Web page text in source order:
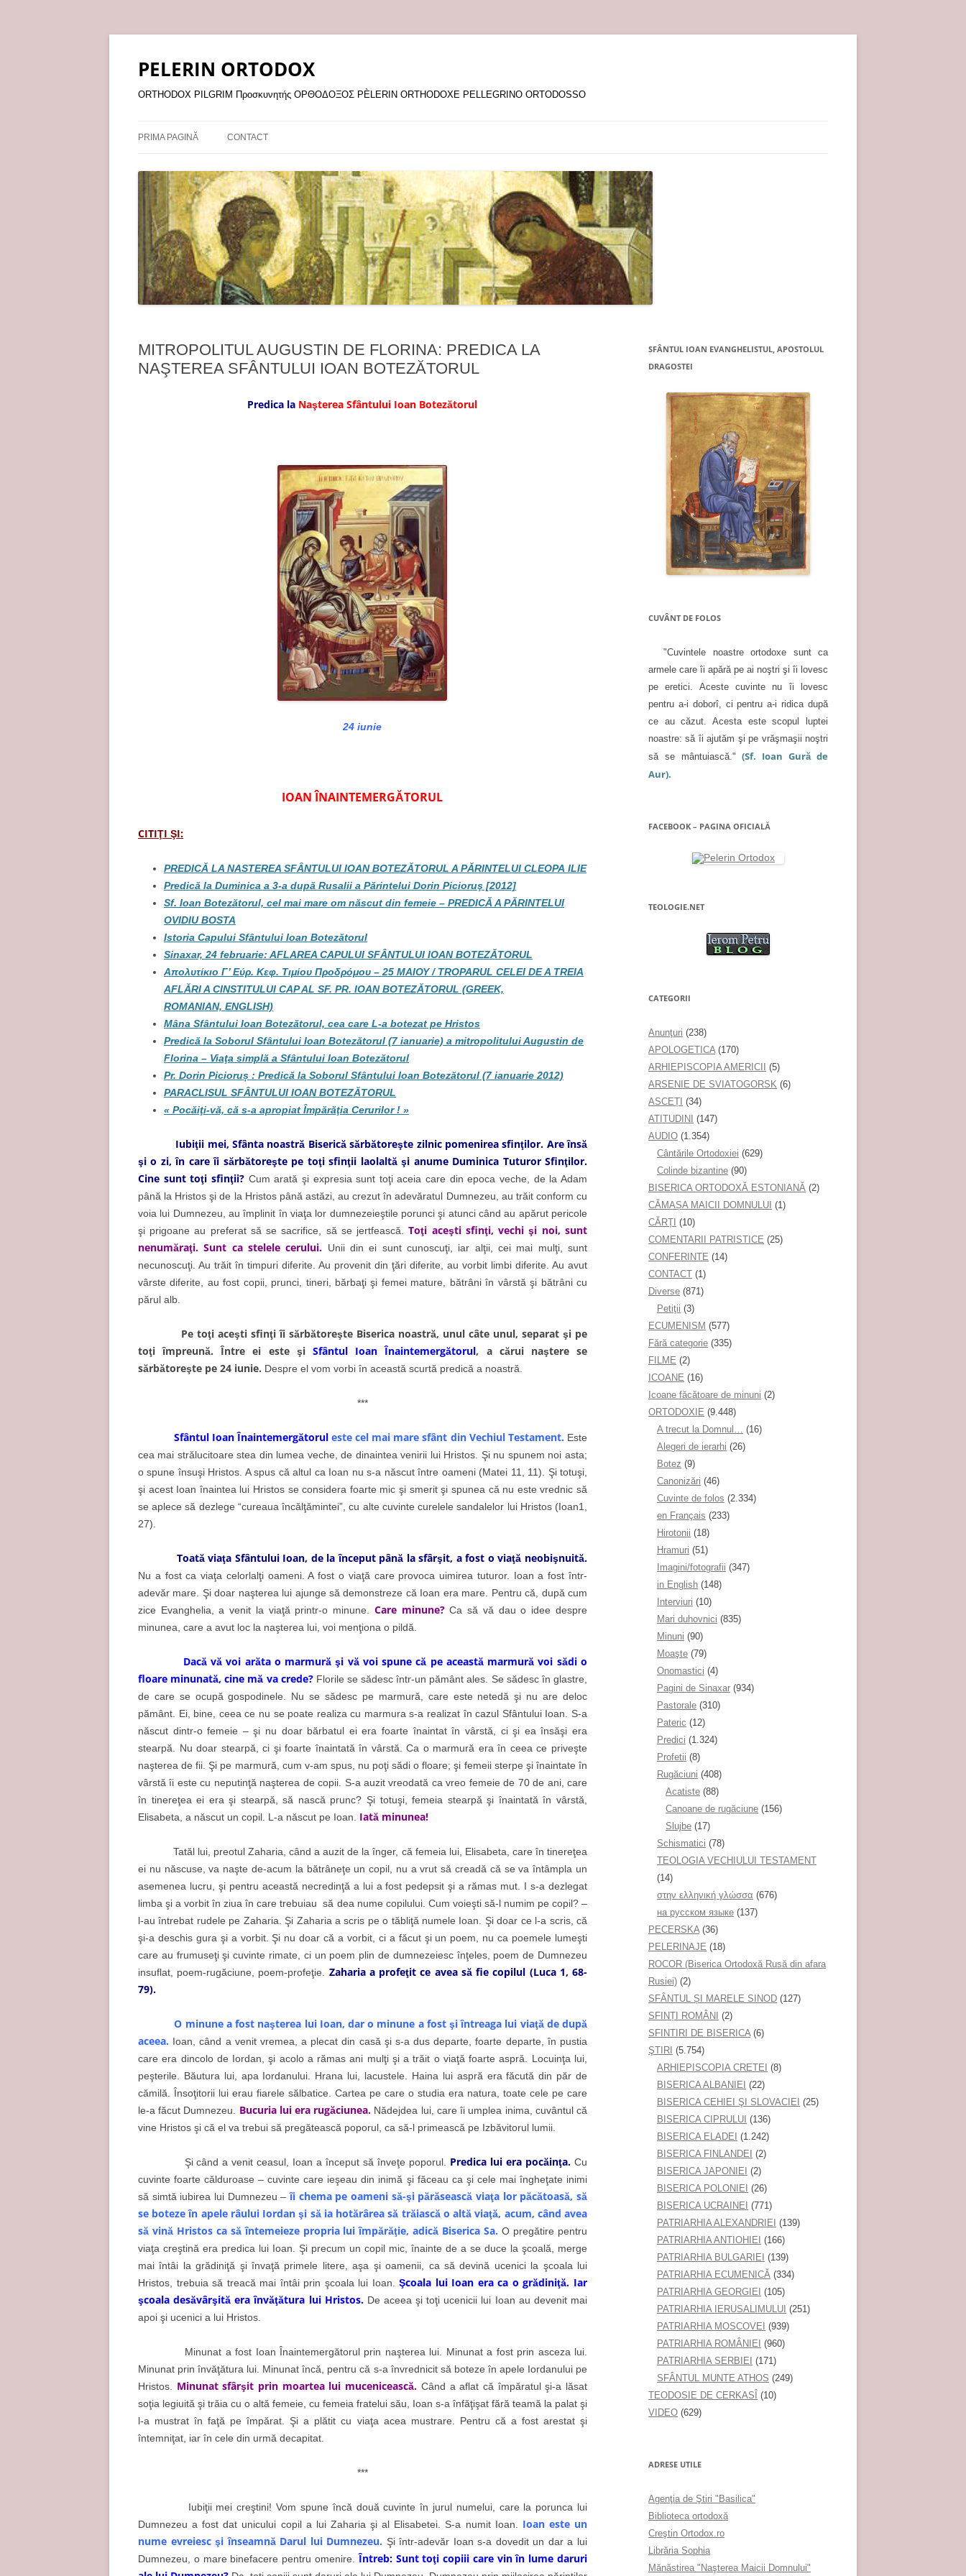
PELERIN ORTODOX
ORTHODOX PILGRIM Προσκυνητής ΟΡΘΟΔΟΞΟΣ PÈLERIN ORTHODOXE PELLEGRINO ORTODOSSO
PRIMA PAGINĂ CONTACT
MITROPOLITUL AUGUSTIN DE FLORINA: PREDICA LA
NAŞTEREA SFÂNTULUI IOAN BOTEZĂTORUL
Predica la Naşterea Sfântului Ioan Botezătorul
24 iunie
IOAN ÎNAINTEMERGĂTORUL
CITIŢI ŞI:
PREDICĂ LA NASTEREA SFÂNTULUI IOAN BOTEZĂTORUL A PĂRINTELUI CLEOPA ILIE
Predică la Duminica a 3-a după Rusalii a Părintelui Dorin Picioruş [2012]
Sf. Ioan Botezătorul, cel mai mare om născut din femeie – PREDICĂ A PĂRINTELUI
OVIDIU BOSTA
Istoria Capului Sfântului Ioan Botezătorul
Sinaxar, 24 februarie: AFLAREA CAPULUI SFÂNTULUI IOAN BOTEZĂTORUL
Απολυτίκιο Γ’ Εύρ. Κεφ. Τιμίου Προδρόμου – 25 ΜΑΙΟΥ / TROPARUL CELEI DE A TREIA
AFLĂRI A CINSTITULUI CAP AL SF. PR. IOAN BOTEZĂTORUL (GREEK,
ROMANIAN, ENGLISH)
Mâna Sfântului Ioan Botezătorul, cea care L-a botezat pe Hristos
Predică la Soborul Sfântului Ioan Botezătorul (7 ianuarie) a mitropolitului Augustin de
Florina – Viaţa simplă a Sfântului Ioan Botezătorul
Pr. Dorin Picioruș : Predică la Soborul Sfântului Ioan Botezătorul (7 ianuarie 2012)
PARACLISUL SFÂNTULUI IOAN BOTEZĂTORUL
« Pocăiţi-vă, că s-a apropiat Împărăţia Cerurilor ! »
Iubiţii mei, Sfânta noastră Biserică sărbătoreşte zilnic pomenirea sfinţilor. Are însă
şi o zi, în care îi sărbătoreşte pe toţi sfinţii laolaltă şi anume Duminica Tuturor Sfinţilor.
Cine sunt toţi sfinţii?Cum arată şi expresia sunt toţi aceia care din epoca veche, de la Adam
până la Hristos şi de la Hristos până astăzi, au crezut în adevăratul Dumnezeu, au trăit conform cu
voia lui Dumnezeu, au împlinit în viaţa lor dumnezeieştile porunci şi atunci când au apărut pericole
şi prigoane au preferat să se sacrifice, să se jertfească.
Toţi aceşti sfinţi, vechi şi noi, sunt
nenumăraţi. Sunt ca stelele cerului. Unii din ei sunt cunoscuţi, iar alţii, cei mai mulţi, sunt
necunoscuţi. Au trăit în timpuri diferite. Au provenit din ţări diferite, au vorbit limbi diferite. Au avut
vârste diferite, au fost copii, prunci, tineri, bărbaţi şi femei mature, bătrâni în vârstă şi bătrâni cu
părul alb.
Pe toţi aceşti sfinţi îi sărbătoreşte Biserica noastră, unul câte unul, separat şi pe
toţi împreună. Între ei este şi Sfântul Ioan Înaintemergătorul, a cărui naştere se
sărbătoreşte pe 24 iunie. Despre el vom vorbi în această scurtă predică a noastră.
***
Sfântul Ioan Înaintemergătoruleste cel mai mare sfânt din Vechiul Testament. Este
cea mai strălucitoare stea din lumea veche, de dinaintea venirii lui Hristos. Şi nu spunem noi asta;
o spune însuşi Hristos. A spus că altul ca Ioan nu s-a născut între oameni (Matei 11, 11). Şi totuşi,
şi acest Ioan înaintea lui Hristos se considera foarte mic şi smerit şi spunea că nu este vrednic să
se aplece să dezlege “cureaua încălţămintei”, cu alte cuvinte curelele sandalelor lui Hristos (Ioan1,
27).
Toată viaţa Sfântului Ioan, de la început până la sfârşit, a fost o viaţă neobişnuită.
Nu a fost ca viaţa celorlalţi oameni. A fost o viaţă care provoca uimirea tuturor. Ioan a fost într-
adevăr mare. Şi doar naşterea lui ajunge să demonstreze că Ioan era mare. Pentru că, după cum
zice Evanghelia, a venit la viaţă printr-o minune.
Care minune?Ca să vă dau o idee despre
minunea, care a avut loc la naşterea lui, voi menţiona o pildă.
Dacă vă voi arăta o marmură şi vă voi spune că pe această marmură voi sădi o
floare minunată, cine mă va crede?Florile se sădesc într-un pământ ales. Se sădesc în glastre,
de care se ocupă gospodinele. Nu se sădesc pe marmură, care este netedă şi nu are deloc
pământ. Ei, bine, ceea ce nu se poate realiza cu marmura s-a realizat în cazul Sfântului Ioan. S-a
născut dintr-o femeie – şi nu doar bărbatul ei era foarte înaintat în vârstă, ci şi ea însăşi era
stearpă. Nu doar stearpă, ci şi foarte înaintată în vârstă. Ca o marmură era în ceea ce priveşte
naşterea de fii. Şi pe marmură, cum v-am spus, nu poţi sădi o floare; şi femeii sterpe şi înaintate în
vârstă îi este cu neputinţă naşterea de copii. S-a auzit vreodată ca vreo femeie de 70 de ani, care
în tinereţea ei era şi stearpă, să nască prunc? Şi totuşi, femeia stearpă şi înaintată în vârstă,
Elisabeta, a născut un copil. L-a născut pe Ioan. Iată minunea!
Tatăl lui, preotul Zaharia, când a auzit de la înger, că femeia lui, Elisabeta, care în tinereţea
ei nu născuse, va naşte de-acum la bătrâneţe un copil, nu a vrut să creadă că se va întâmpla un
asemenea lucru, şi pentru această necredinţă a lui a fost pedepsit şi a rămas mut. I s-a dezlegat
limba şi a vorbit în ziua în care trebuiau să dea nume copilului. Cum voieşti să-l numim pe copil? –
l-au întrebat rudele pe Zaharia. Şi Zaharia a scris pe o tăbliţă numele Ioan. Şi doar ce l-a scris, că
şi-a deschis gura şi a vorbit. Şi nu doar că a vorbit, ci a făcut şi un poem, nu ca poemele lumeşti
care au frumuseţi şi cuvinte rimate, ci un poem plin de dumnezeiesc înţeles, poem de Dumnezeu
insuflat, poem-rugăciune, poem-profeţie. Zaharia a profeţit ce avea să fie copilul (Luca 1, 68-
79).
O minune a fost naşterea lui Ioan, dar o minune a fost şi întreaga lui viaţă de după
aceea. Ioan, când a venit vremea, a plecat din casă şi s-a dus departe, foarte departe, în pustia
care era dincolo de Iordan, şi acolo a rămas ani mulţi şi a trăit o viaţă foarte aspră. Locuinţa lui,
peşterile. Băutura lui, apa Iordanului. Hrana lui, lacustele. Haina lui aspră era făcută din păr de
cămilă. Însoţitorii lui erau fiarele sălbatice. Cartea pe care o studia era natura, toate cele pe care
le-a făcut Dumnezeu. Bucuria lui era rugăciunea. Nădejdea lui, care îi umplea inima, cuvântul că
vine Hristos şi că el va trebui să pregătească poporul, ca să-l primească pe Izbăvitorul lumii.
Şi când a venit ceasul, Ioan a început să înveţe poporul. Predica lui era pocăinţa. Cu
cuvinte foarte călduroase – cuvinte care ieşeau din inimă şi făceau ca şi cele mai îngheţate inimi
să simtă iubirea lui Dumnezeu – îi chema pe oameni să-şi părăsească viaţa lor păcătoasă, să
se boteze în apele râului Iordan şi să ia hotărârea să trăiască o altă viaţă, acum, când avea
să vină Hristos ca să întemeieze propria lui împărăţie, adică Biserica Sa. O pregătire pentru
viaţa creştină era predica lui Ioan. Şi precum un copil mic, înainte de a se duce la şcoală, merge
mai întâi la grădiniţă şi învaţă primele litere, aşa şi oamenii, ca să devină ucenici la şcoala lui
Hristos, trebuia să treacă mai întâi prin şcoala lui Ioan.
Şcoala lui Ioan era ca o grădiniţă. Iar
şcoala desăvârşită era învăţătura lui Hristos.De aceea şi toţi ucenicii lui Ioan au devenit mai
apoi şi ucenici a lui Hristos.
Minunat a fost Ioan Înaintemergătorul prin naşterea lui. Minunat a fost prin asceza lui.
Minunat prin învăţătura lui. Minunat încă, pentru că s-a învrednicit să boteze în apele Iordanului pe
Hristos. Minunat sfârşit prin moartea lui mucenicească. Când a aflat că împăratul şi-a lăsat
soţia legiuită şi trăia cu o altă femeie, cu femeia fratelui său, Ioan s-a înfăţişat fără teamă la palat şi
l-a mustrat în faţă pe împărat. Şi a plătit cu viaţa acea mustrare. Pentru că a fost arestat şi
întemniţat, iar în cele din urmă decapitat.
***
Iubiţii mei creştini! Vom spune încă două cuvinte în jurul numelui, care la porunca lui
Dumnezeu a fost dat unicului copil a lui Zaharia şi al Elisabetei. S-a numit Ioan.
Ioan este un
nume evreiesc şi înseamnă Darul lui Dumnezeu. Şi într-adevăr Ioan s-a dovedit un dar a lui
Dumnezeu, o mare binefacere pentru omenire. Întreb: Sunt toţi copiii care vin în lume daruri
SFÂNTUL IOAN EVANGHELISTUL, APOSTOLUL
DRAGOSTEI
CUVÂNT DE FOLOS
"Cuvintele noastre ortodoxe sunt ca
armele care îi apără pe ai noştri şi îi lovesc
pe eretici. Aceste cuvinte nu îi lovesc
pentru a-i doborî, ci pentru a-i ridica după
ce au căzut. Acesta este scopul luptei
noastre: să îi ajutăm şi pe vrăşmaşii noştri
să se mântuiască." (Sf. Ioan Gură de
Aur).
FACEBOOK – PAGINA OFICIALĂ
TEOLOGIE.NET
CATEGORII
Anunţuri (238)
APOLOGETICA(170)
ARHIEPISCOPIA AMERICII
(5)
ARSENIE DE SVIATOGORSK (6)
ASCEȚI (34)
ATITUDINI (147)
AUDIO (1.354)
Cântările Ortodoxiei (629)
Colinde bizantine (90)
BISERICA ORTODOXĂ ESTONIANĂ (2)
CĂMAȘA MAICII DOMNULUI (1)
CĂRȚI (10)
COMENTARII PATRISTICE (25)
CONFERINTE (14)
CONTACT (1)
Diverse (871)
Petiţii (3)
ECUMENISM (577)
Fără categorie (335)
FILME (2)
ICOANE (16)
Icoane făcătoare de minuni (2)
ORTODOXIE (9.448)
A trecut la Domnul… (16)
Alegeri de ierarhi (26)
Botez (9)
Canonizări (46)
Cuvinte de folos (2.334)
en Français (233)
Hirotonii (18)
Hramuri (51)
Imagini/fotografii (347)
in English (148)
Interviuri (10)
Mari duhovnici (835)
Minuni (90)
Moaşte (79)
Onomastici (4)
Pagini de Sinaxar (934)
Pastorale (310)
Pateric (12)
Predici (1.324)
Profetii (8)
Rugăciuni (408)
Acatiste (88)
Canoane de rugăciune (156)
Slujbe (17)
Schismatici (78)
TEOLOGIA VECHIULUI TESTAMENT
(14)
στην ελληνική γλώσσα (676)
на русском языке (137)
PECERSKA(36)
PELERINAJE (18)
ROCOR (Biserica Ortodoxă Rusă din afara
Rusiei) (2)
SFÂNTUL ȘI MARELE SINOD (127)
SFINȚI ROMÂNI (2)
SFINTIRI DE BISERICA(6)
ŞTIRI (5.754)
ARHIEPISCOPIA CRETEI (8)
BISERICA ALBANIEI (22)
BISERICA CEHIEI ŞI SLOVACIEI (25)
BISERICA CIPRULUI (136)
BISERICA ELADEI (1.242)
BISERICA FINLANDEI (2)
BISERICA JAPONIEI (2)
BISERICA POLONIEI (26)
BISERICA UCRAINEI (771)
PATRIARHIA ALEXANDRIEI (139)
PATRIARHIA ANTIOHIEI (166)
PATRIARHIA BULGARIEI (139)
PATRIARHIA ECUMENICĂ (334)
PATRIARHIA GEORGIEI (105)
PATRIARHIA IERUSALIMULUI (251)
PATRIARHIA MOSCOVEI (939)
PATRIARHIA ROMÂNIEI (960)
PATRIARHIA SERBIEI (171)
SFÂNTUL MUNTE ATHOS (249)
TEODOSIE DE CERKASÎ (10)
VIDEO (629)
ADRESE UTILE
Agenţia de Ştiri "Basilica"
Biblioteca ortodoxă
Creştin Ortodox.ro
Librăria Sophia
Mănăstirea "Naşterea Maicii Domnului"